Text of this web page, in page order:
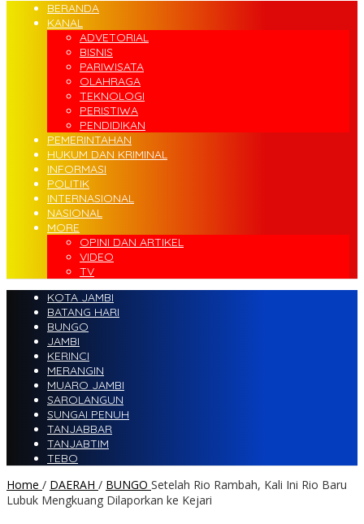
BERANDA
KANAL
ADVETORIAL
BISNIS
PARIWISATA
OLAHRAGA
TEKNOLOGI
PERISTIWA
PENDIDIKAN
PEMERINTAHAN
HUKUM DAN KRIMINAL
INFORMASI
POLITIK
INTERNASIONAL
NASIONAL
MORE
OPINI DAN ARTIKEL
VIDEO
TV
KOTA JAMBI
BATANG HARI
BUNGO
JAMBI
KERINCI
MERANGIN
MUARO JAMBI
SAROLANGUN
SUNGAI PENUH
TANJABBAR
TANJABTIM
TEBO
Home / DAERAH / BUNGO Setelah Rio Rambah, Kali Ini Rio Baru
Lubuk Mengkuang Dilaporkan ke Kejari